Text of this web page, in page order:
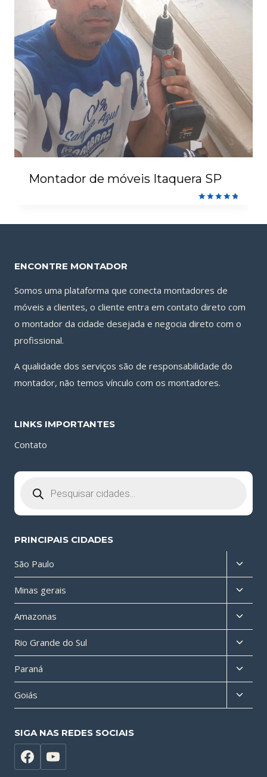
Montador de móveis Itaquera SP
de 5
ENCONTRE MONTADOR
Somos uma plataforma que conecta montadores de
móveis a clientes, o cliente entra em contato direto com
o montador da cidade desejada e negocia direto com o
profissional.
A qualidade dos serviços são de responsabilidade do
montador, não temos vínculo com os montadores.
LINKS IMPORTANTES
Contato
produtos
PRINCIPAIS CIDADES
São Paulo
menu
filho
Minas gerais
menu
filho
Amazonas
menu
filho
Rio Grande do Sul
menu
filho
Paraná
menu
filho
Goiás
menu
SIGA NAS REDES SOCIAIS